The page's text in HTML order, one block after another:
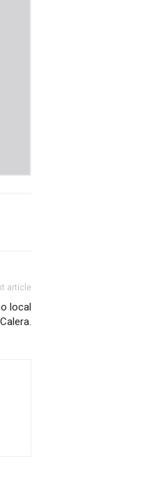
article
local